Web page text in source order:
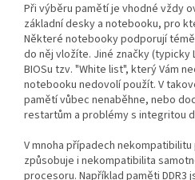
Při výběru pamětí je vhodné vždy
základní desky a notebooku, pro
Některé notebooky podporují
do něj vložíte. Jiné značky (typicky
BIOSu tzv. "White list", který Vám
notebooku nedovolí použít. V
pamětí vůbec nenaběhne, nebo
restartům a problémy s integritou
V mnoha případech
způsobuje i nekompatibilita
procesoru. Například paměti DDR3